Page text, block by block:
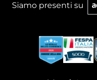
Siamo presenti su